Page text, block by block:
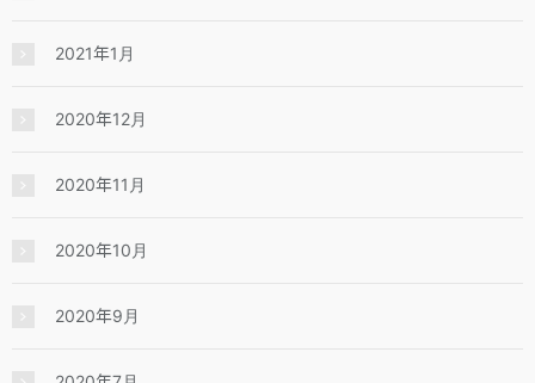
2021年1月
2020年12月
2020年11月
2020年10月
2020年9月